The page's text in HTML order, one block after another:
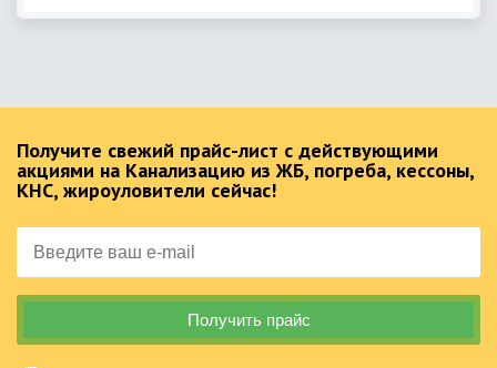
Получите свежий прайс-лист с действующими
акциями на Канализацию из ЖБ, погреба, кессоны,
КНС, жироуловители сейчас!